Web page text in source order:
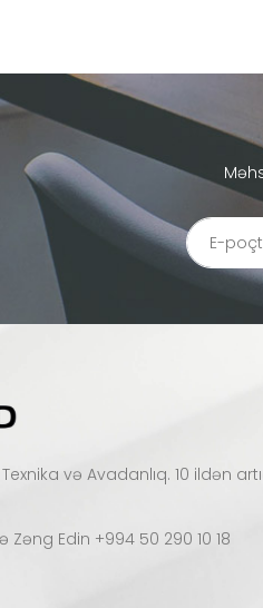
Texnika və Avadanlıq. 10 ildən
Zəng Edin +994 50 290 10 18